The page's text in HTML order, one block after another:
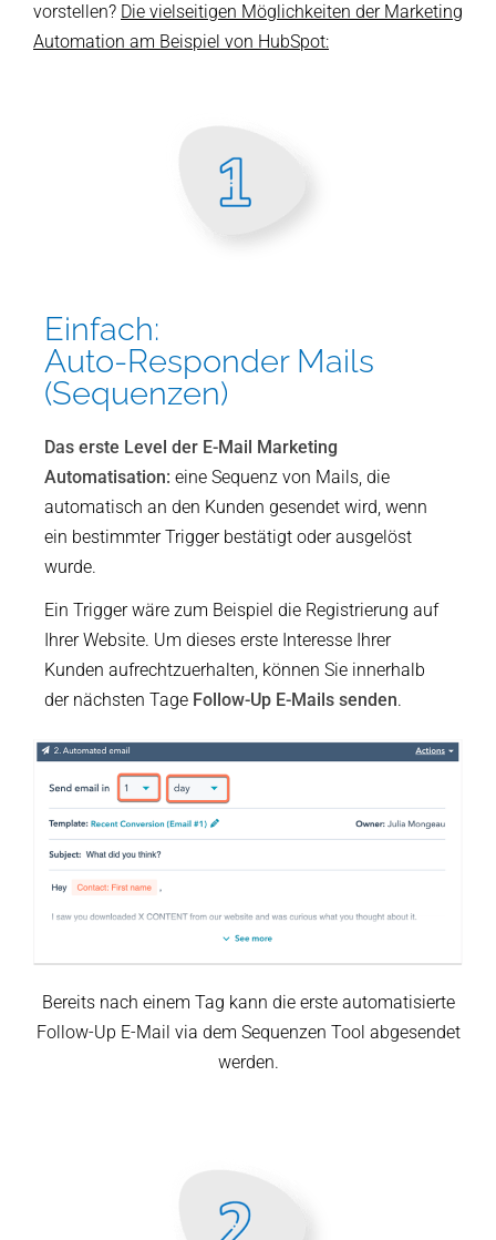
vorstellen? Die vielseitigen Möglichkeiten der Marketing
Automation am Beispiel von HubSpot:
Einfach:
Auto-Responder Mails
(Sequenzen)
Das erste Level der E-Mail Marketing
Automatisation: eine Sequenz von Mails, die
automatisch an den Kunden gesendet wird, wenn
ein bestimmter Trigger bestätigt oder ausgelöst
wurde.
Ein Trigger wäre zum Beispiel die Registrierung auf
Ihrer Website. Um dieses erste Interesse Ihrer
Kunden aufrechtzuerhalten, können Sie innerhalb
der nächsten Tage Follow-Up E-Mails senden.
Bereits nach einem Tag kann die erste automatisierte
Follow-Up E-Mail via dem Sequenzen Tool abgesendet
werden.